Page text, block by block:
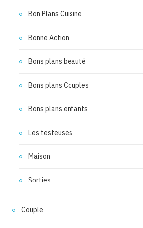
Bon Plans Cuisine
Bonne Action
Bons plans beauté
Bons plans Couples
Bons plans enfants
Les testeuses
Maison
Sorties
Couple